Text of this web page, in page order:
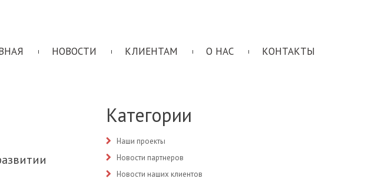
НОВОСТИ КЛИЕНТАМ О НАС КОНТАКТЫ
Категории
Наши проекты
Новости партнеров
Новости наших клиентов